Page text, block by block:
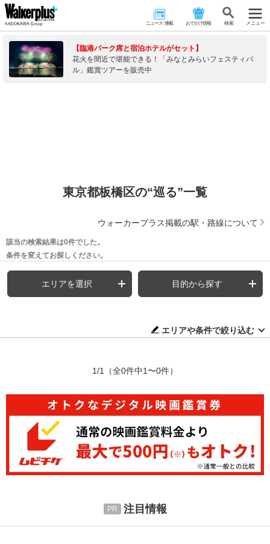
ニュース･連載 おでかけ情報 検 索 メニュー
【臨港パーク席と宿泊ホテルがセット】
花火を間近で堪能できる！「みなとみらいフェスティバ
ル」鑑賞ツアーを販売中
東京都板橋区の“巡る”一覧
ウォーカープラス掲載の駅・路線について
該当の検索結果は0件でした。
条件を変えてお探しください。
エリアを選択 目的から探す
エリアや条件で絞り込む
1/1 （全0件中1〜0件）
注目情報